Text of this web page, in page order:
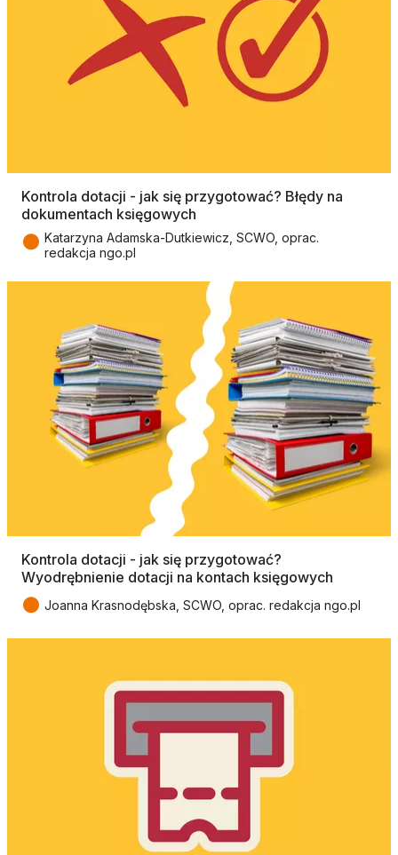
Kontrola dotacji - jak się przygotować? Błędy na
dokumentach księgowych
● Katarzyna Adamska-Dutkiewicz, SCWO, oprac.
redakcja ngo.pl
Kontrola dotacji - jak się przygotować?
Wyodrębnienie dotacji na kontach księgowych
● Joanna Krasnodębska, SCWO, oprac. redakcja ngo.pl